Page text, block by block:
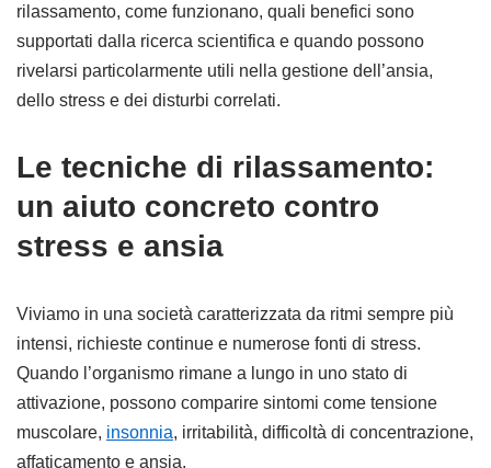
rilassamento, come funzionano, quali benefici sono
supportati dalla ricerca scientifica e quando possono
rivelarsi particolarmente utili nella gestione dell’ansia,
dello stress e dei disturbi correlati.
Le tecniche di rilassamento:
un aiuto concreto contro
stress e ansia
Viviamo in una società caratterizzata da ritmi sempre più
intensi, richieste continue e numerose fonti di stress.
Quando l’organismo rimane a lungo in uno stato di
attivazione, possono comparire sintomi come tensione
muscolare, insonnia, irritabilità, difficoltà di concentrazione,
affaticamento e ansia.